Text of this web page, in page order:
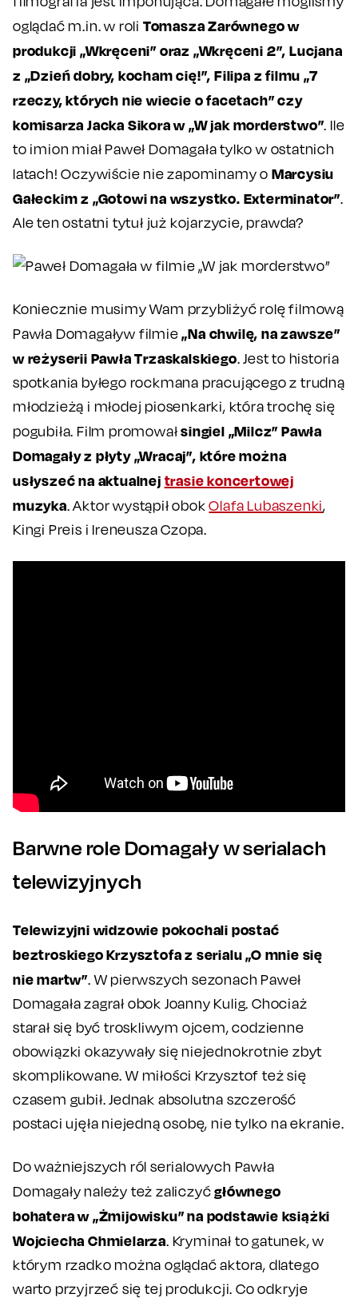
oglądać m.in. w roli Tomasza Zarównego w
produkcji „Wkręceni” oraz „Wkręceni 2”, Lucjana
z „Dzień dobry, kocham cię!”, Filipa z filmu „7
rzeczy, których nie wiecie o facetach” czy
komisarza Jacka Sikora w „W jak morderstwo”. Ile
to imion miał Paweł Domagała tylko w ostatnich
latach! Oczywiście nie zapominamy o Marcysiu
Gałeckim z „Gotowi na wszystko. Exterminator”.
Ale ten ostatni tytuł już kojarzycie, prawda?
Koniecznie musimy Wam przybliżyć rolę filmową
Pawła Domagaływ filmie„Na chwilę, na zawsze”
w reżyserii Pawła Trzaskalskiego. Jest to historia
spotkania byłego rockmana pracującego z trudną
młodzieżą i młodej piosenkarki, która trochę się
pogubiła. Film promowałsingiel „Milcz” Pawła
Domagały z płyty „Wracaj”, które można
usłyszeć na aktualnej trasie koncertowej
muzyka. Aktor wystąpił obokOlafa Lubaszenki,
Kingi Preis i Ireneusza Czopa.
Barwne role Domagały w serialach
telewizyjnych
Telewizyjni widzowie pokochali postać
beztroskiego Krzysztofa z serialu „O mnie się
nie martw”. W pierwszych sezonach Paweł
Domagała zagrał obok Joanny Kulig. Chociaż
starał się być troskliwym ojcem, codzienne
obowiązki okazywały się niejednokrotnie zbyt
skomplikowane. W miłości Krzysztof też się
czasem gubił. Jednak absolutna szczerość
postaci ujęła niejedną osobę, nie tylko na ekranie.
Do ważniejszych ról serialowych Pawła
Domagały należy też zaliczyćgłównego
bohatera w „Żmijowisku” na podstawie książki
Wojciecha Chmielarza. Kryminał to gatunek, w
którym rzadko można oglądać aktora, dlatego
warto przyjrzeć się tej produkcji. Co odkryje